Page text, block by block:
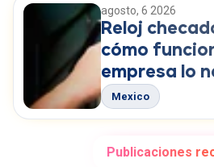
agosto, 6 2026
Reloj
cómo
empresa lo
2026
Mexico
Publicaciones